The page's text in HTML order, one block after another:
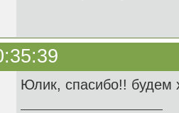
Юлик, спасибо!! будем